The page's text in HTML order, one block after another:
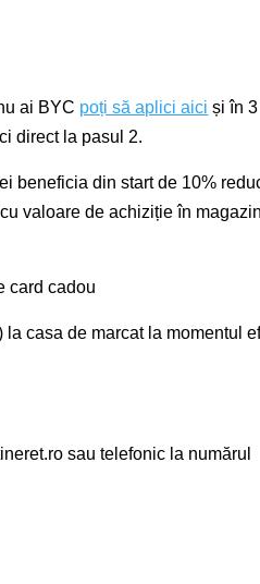
ai BYC poți să aplici aici și în
direct la pasul 2.
beneficia din start de 10%
valoare de achiziție în
card cadou
casa de marcat la momentul
sau telefonic la numărul